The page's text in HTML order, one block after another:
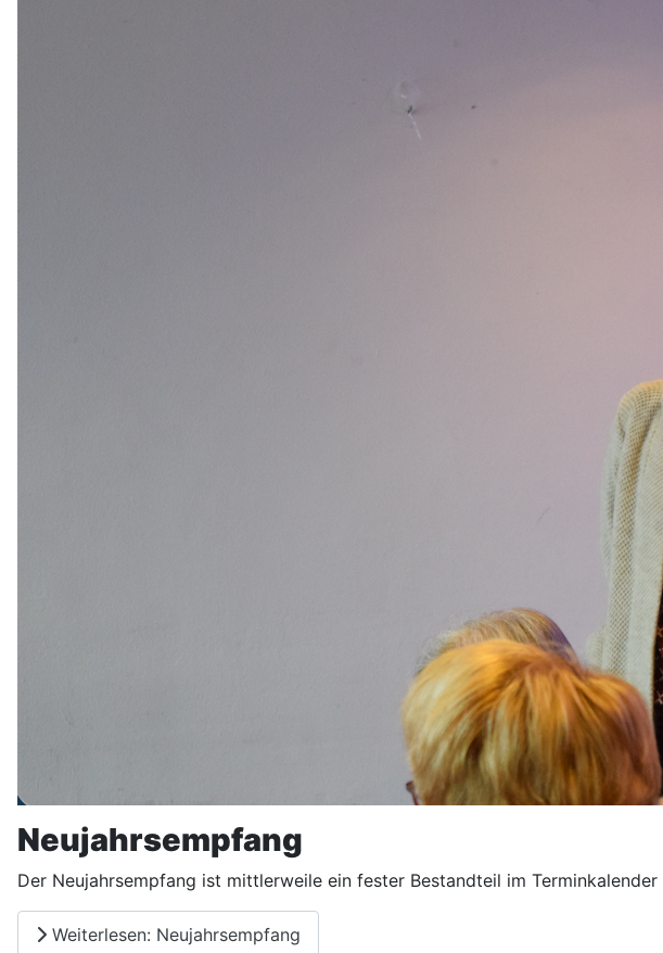
Neujahrsempfang
Der Neujahrsempfang ist mittlerweile ein fester Bestandteil im
Weiterlesen: Neujahrsempfang